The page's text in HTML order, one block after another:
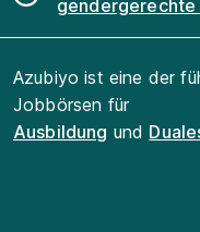
gendergerechte
Azubiyo ist eine der
Jobbörsen für
Ausbildung und